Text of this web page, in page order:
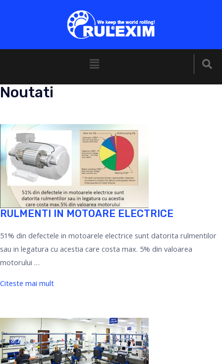
Noutati
RULMENTI IN MOTOARE ELECTRICE
51% din defectele in motoarele electrice sunt datorita rulmentilor
sau in legatura cu acestia care costa max. 5% din valoarea
motorului …
Citeste mai mult